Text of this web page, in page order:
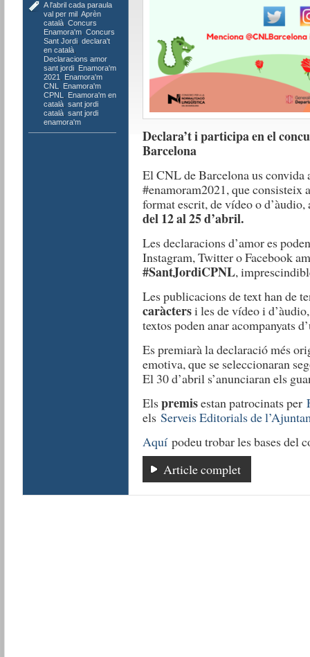
A l'abril cada paraula
val per mil, Aprèn
català, Concurs
Enamora'm, Concurs
Sant Jordi, declara't
en català,
Declaracions amor
sant jordi, Enamora'm
2021
Enamora'm
CNL
Enamora'm
CPNL
Enamora'm en
català, sant jordi
català, sant jordi
enamora'm
Declara’t i participa en el
Barcelona
El CNL de Barcelona us convida
#enamoram2021, que consisteix
format escrit, de vídeo o
del 12 al 25 d’abril.
Les declaracions d’amor es
Instagram, Twitter o Facebook
#SantJordiCPNL,
Les publicacions de text han de
caràctersi les de vídeo i
textos poden anar acompanyats
Es premiarà la declaració més
emotiva, que se seleccionaran
El 30 d’abril s’anunciaran els
Elspremisestan patrocinats per
els Serveis Editorials de
Aquípodeu trobar les bases del
Article complet